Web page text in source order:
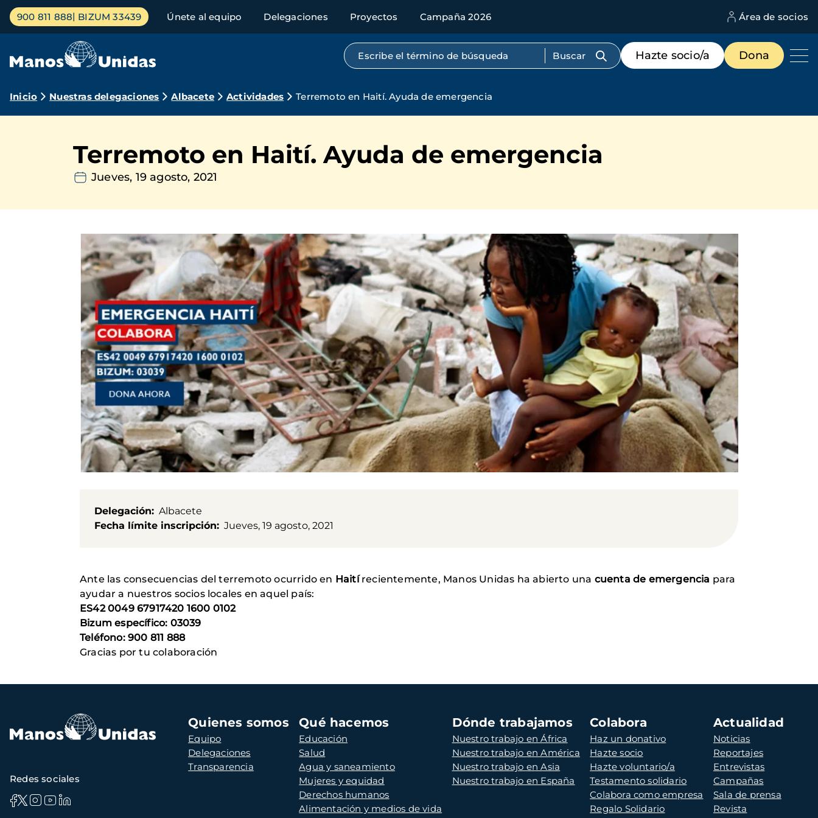
Pasar
contenido
Menú
principal
900 811 888 BIZUM 33439 Únete al equipo Delegaciones Proyectos Campaña 2026 Área de socios
Búsqueda por texto completo
Menú
de
destacados
Hazte socio/a Dona
Ruta
navegación
Inicio Nuestras delegaciones Albacete Actividades Terremoto en Haití. Ayuda de emergencia
Terremoto en Haití. Ayuda de emergencia
Jueves, 19 agosto, 2021
Delegación
Albacete
Fecha límite inscripción
Jueves, 19 agosto, 2021
Ante las consecuencias del terremoto ocurrido en Haitírecientemente, Manos Unidas ha abierto una cuenta de emergencia para
ayudar a nuestros socios locales en aquel país:
ES42 0049 67917420 1600 0102
Bizum específico: 03039
Teléfono: 900 811 888
Gracias por tu colaboración
Navegación
principal
Quienes somos
Equipo
Delegaciones
Transparencia
Qué hacemos
Educación
Salud
Agua y saneamiento
Mujeres y equidad
Derechos humanos
Alimentación y medios de vida
Dónde trabajamos
Nuestro trabajo en África
Nuestro trabajo en América
Nuestro trabajo en Asia
Nuestro trabajo en España
Colabora
Haz un donativo
Hazte socio
Hazte voluntario/a
Testamento solidario
Colabora como empresa
Regalo Solidario
Actualidad
Noticias
Reportajes
Entrevistas
Campañas
Sala de prensa
Revista
Redes sociales